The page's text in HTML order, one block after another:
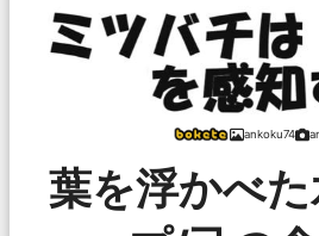
ankoku74
葉を浮かべ